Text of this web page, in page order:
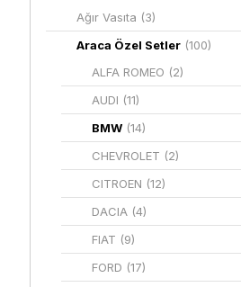
Ağır Vasıta (3)
Araca Özel Setler (100)
ALFA ROMEO (2)
AUDI (11)
BMW (14)
CHEVROLET (2)
CITROEN (12)
DACIA (4)
FIAT (9)
FORD (17)